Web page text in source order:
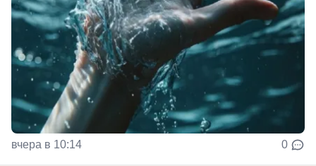
вчера в 10:14 0